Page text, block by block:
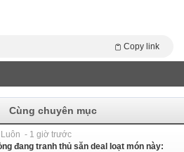
Copy link
Cùng chuyên mục
Luôn - 1 giờ trước
đang tranh thủ săn deal loạt món này: